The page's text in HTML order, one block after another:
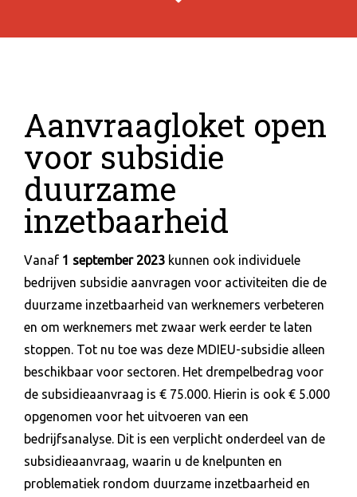
Aanvraagloket open
voor subsidie
duurzame
inzetbaarheid
Vanaf 1 september 2023 kunnen ook individuele
bedrijven subsidie aanvragen voor activiteiten die de
duurzame inzetbaarheid van werknemers verbeteren
en om werknemers met zwaar werk eerder te laten
stoppen. Tot nu toe was deze MDIEU-subsidie alleen
beschikbaar voor sectoren. Het drempelbedrag voor
de subsidieaanvraag is € 75.000. Hierin is ook € 5.000
opgenomen voor het uitvoeren van een
bedrijfsanalyse. Dit is een verplicht onderdeel van de
subsidieaanvraag, waarin u de knelpunten en
problematiek rondom duurzame inzetbaarheid en